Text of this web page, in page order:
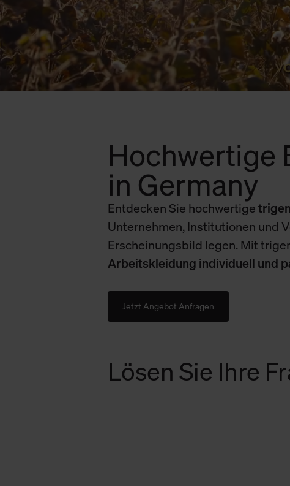
Hochwertige
in Germany
Entdecken Sie hochwertige
Unternehmen, Institutionen und
Erscheinungsbild legen. Mit
Arbeitskleidung individuell und
Jetzt Angebot Anfragen
Lösen Sie Ihre